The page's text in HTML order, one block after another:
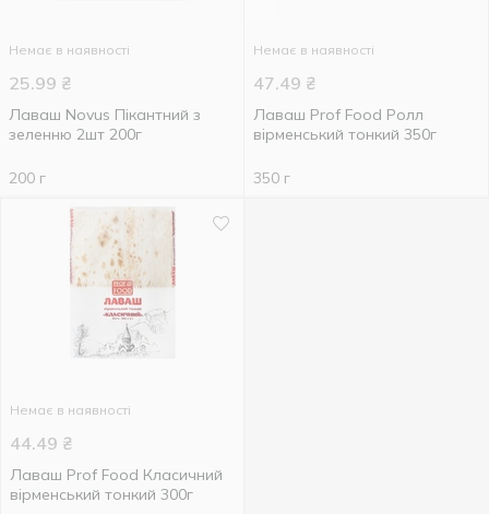
Немає в наявності
25.99 ₴
Лаваш Novus Пікантний з
зеленню 2шт 200г
200 г
Немає в наявності
47.49 ₴
Лаваш Prof Food Ролл
вірменський тонкий 350г
350 г
Немає в наявності
44.49 ₴
Лаваш Prof Food Класичний
вірменський тонкий 300г